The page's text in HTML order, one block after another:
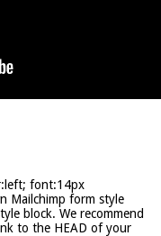
font:14px
Mailchimp form style
block. We recommend
to the HEAD of your